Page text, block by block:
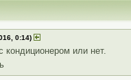
0:14)
кондиционером или нет.